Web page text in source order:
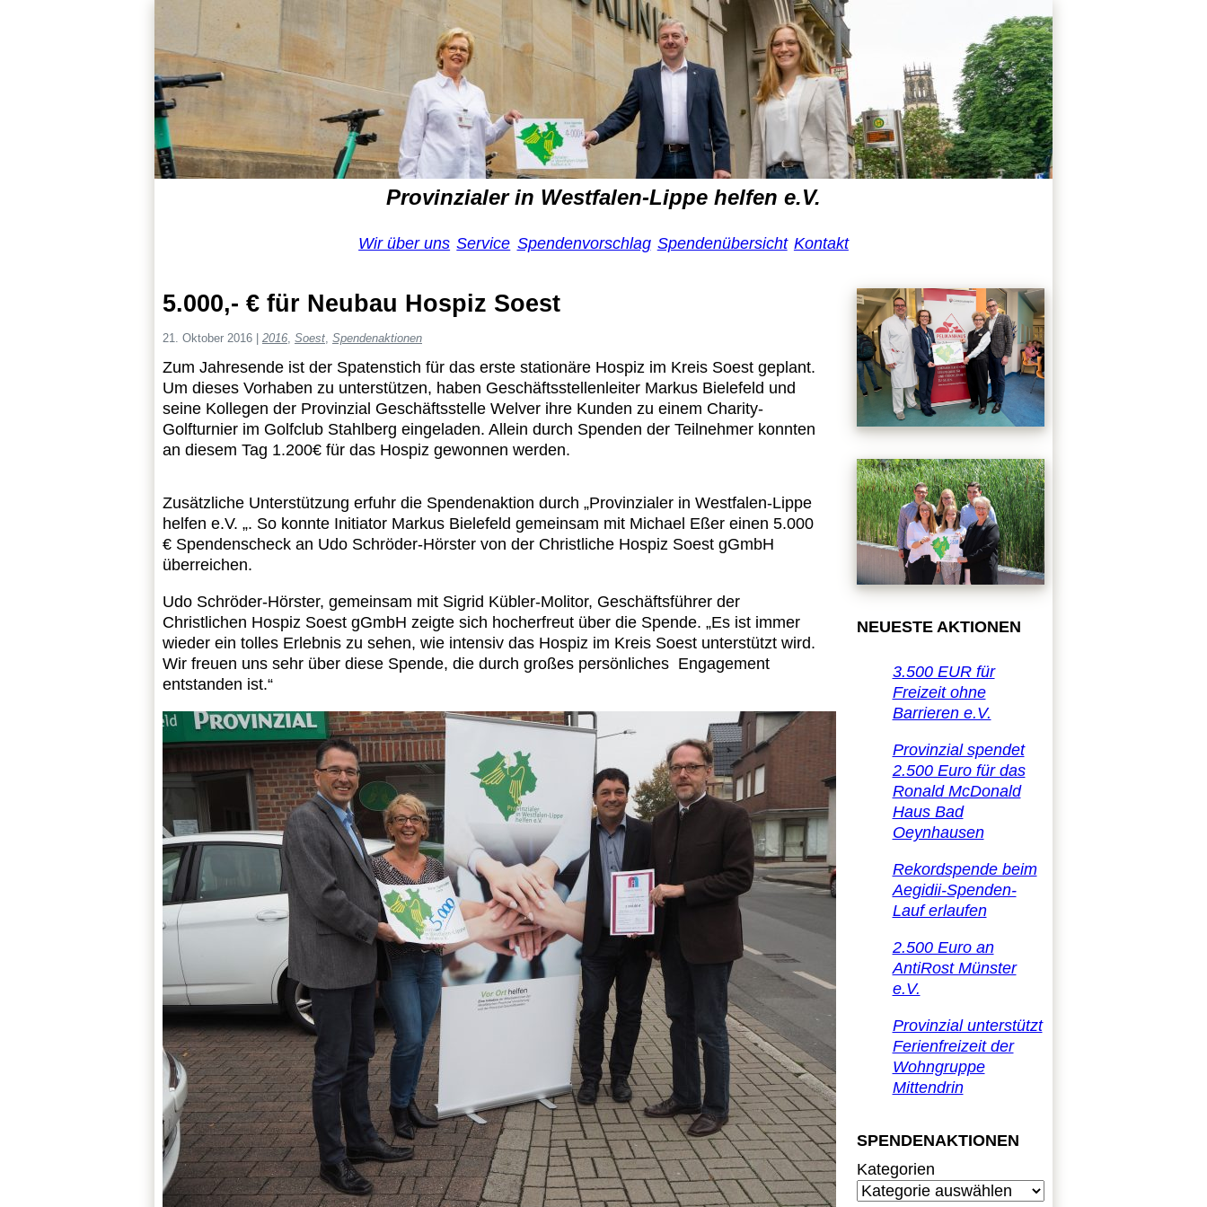
Provinzialer in Westfalen-Lippe helfen e.V.
Wir über uns Service Spendenvorschlag Spendenübersicht Kontakt
5.000,- € für Neubau Hospiz Soest
21. Oktober 2016 2016, Soest, Spendenaktionen
Zum Jahresende ist der Spatenstich für das erste stationäre Hospiz im Kreis Soest geplant.
Um dieses Vorhaben zu unterstützen, haben Geschäftsstellenleiter Markus Bielefeld und
seine Kollegen der Provinzial Geschäftsstelle Welver ihre Kunden zu einem Charity-
Golfturnier im Golfclub Stahlberg eingeladen. Allein durch Spenden der Teilnehmer konnten
an diesem Tag 1.200€ für das Hospiz gewonnen werden.
Zusätzliche Unterstützung erfuhr die Spendenaktion durch „Provinzialer in Westfalen-Lippe
helfen e.V. „. So konnte Initiator Markus Bielefeld gemeinsam mit Michael Eßer einen 5.000
€ Spendenscheck an Udo Schröder-Hörster von der Christliche Hospiz Soest gGmbH
überreichen.
Udo Schröder-Hörster, gemeinsam mit Sigrid Kübler-Molitor, Geschäftsführer der
Christlichen Hospiz Soest gGmbH zeigte sich hocherfreut über die Spende. „Es ist immer
wieder ein tolles Erlebnis zu sehen, wie intensiv das Hospiz im Kreis Soest unterstützt wird.
Wir freuen uns sehr über diese Spende, die durch großes persönliches Engagement
entstanden ist.“
NEUESTE AKTIONEN
3.500 EUR für
Freizeit ohne
Barrieren e.V.
Provinzial spendet
2.500 Euro für das
Ronald McDonald
Haus Bad
Oeynhausen
Rekordspende beim
Aegidii-Spenden-
Lauf erlaufen
2.500 Euro an
AntiRost Münster
e.V.
Provinzial unterstützt
Ferienfreizeit der
Wohngruppe
Mittendrin
SPENDENAKTIONEN
Kategorien